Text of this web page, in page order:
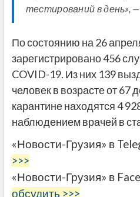
тестирований в день»,
По состоянию на 26
зарегистрировано 456
COVID-19. Из них 139
человек в возрасте от 67
карантине находятся 4
наблюдением врачей в
«Новости-Грузия» в
>>>
«Новости-Грузия» в
обсудить >>>